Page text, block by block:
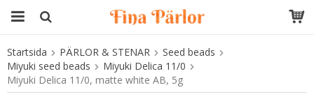
Produkten har blivit tillagd i varukorgen
Startsida PÄRLOR & STENAR
Seed beads
Miyuki seed beads
Miyuki Delica 11/0
Miyuki Delica 11/0, matte white AB, 5g